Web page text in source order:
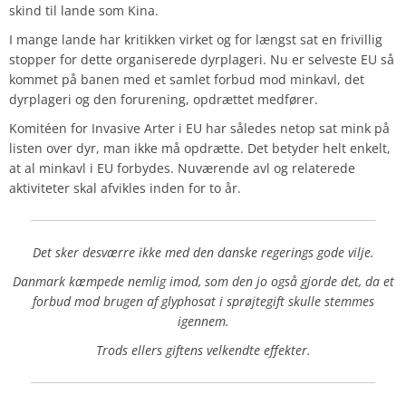
skind til lande som Kina.
I mange lande har kritikken virket og for længst sat en frivillig
stopper for dette organiserede dyrplageri. Nu er selveste EU så
kommet på banen med et samlet forbud mod minkavl, det
dyrplageri og den forurening, opdrættet medfører.
Komitéen for Invasive Arter i EU har således netop sat mink på
listen over dyr, man ikke må opdrætte. Det betyder helt enkelt,
at al minkavl i EU forbydes. Nuværende avl og relaterede
aktiviteter skal afvikles inden for to år.
Det sker desværre ikke med den danske regerings gode vilje.
Danmark kæmpede nemlig imod, som den jo også gjorde det, da et
forbud mod brugen af glyphosat i sprøjtegift skulle stemmes
igennem.
Trods ellers giftens velkendte effekter.